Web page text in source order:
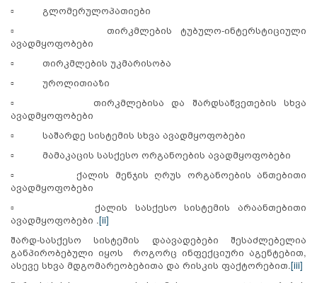
▫ გლომერულოპათიები
▫ თირკმლების ტუბულო-ინტერსტიციული
ავადმყოფობები
▫ თირკმლების უკმარისობა
▫ უროლითიაზი
▫ თირკმლებისა და შარდსაწვეთების სხვა
ავადმყოფობები
▫ საშარდე სისტემის სხვა ავადმყოფობები
▫ მამაკაცის სასქესო ორგანოების ავადმყოფობები
▫ ქალის მენჯის ღრუს ორგანოების ანთებითი
ავადმყოფობები
▫ ქალის სასქესო სისტემის არაანთებითი
ავადმყოფობები .[ii]
შარდ-სასქესო სისტემის დაავადებები შესაძლებელია
განპირობებული იყოს როგორც ინფექციური აგენტებით,
ასევე სხვა მდგომარეობებითა და რისკის ფაქტორებით.[iii]